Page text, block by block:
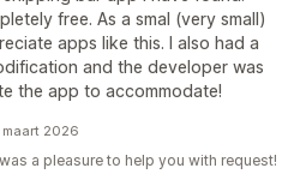
free. As a smal (very small)
apps like this. I also had a
and the developer was
the app to accommodate!
2026
a pleasure to help you with request!